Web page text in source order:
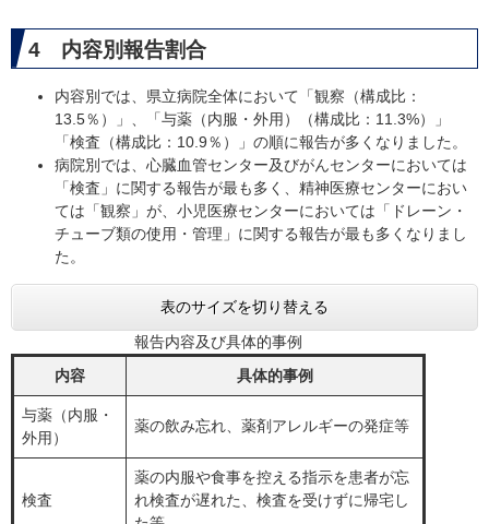
4 内容別報告割合
内容別では、県立病院全体において「観察（構成比：
13.5％）」、「与薬（内服・外用）（構成比：11.3%）」
「検査（構成比：10.9％）」の順に報告が多くなりました。
病院別では、心臓血管センター及びがんセンターにおいては
「検査」に関する報告が最も多く、精神医療センターにおい
ては「観察」が、小児医療センターにおいては「ドレーン・
チューブ類の使用・管理」に関する報告が最も多くなりまし
た。
表のサイズを切り替える
報告内容及び具体的事例
内容
具体的事例
与薬（内服・
外用）
薬の飲み忘れ、薬剤アレルギーの発症等
検査
薬の内服や食事を控える指示を患者が忘
れ検査が遅れた、検査を受けずに帰宅し